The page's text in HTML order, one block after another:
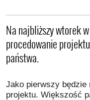
Na najbliższy wtorek
procedowanie
państwa.
Jako pierwszy będzie
projektu. Większość